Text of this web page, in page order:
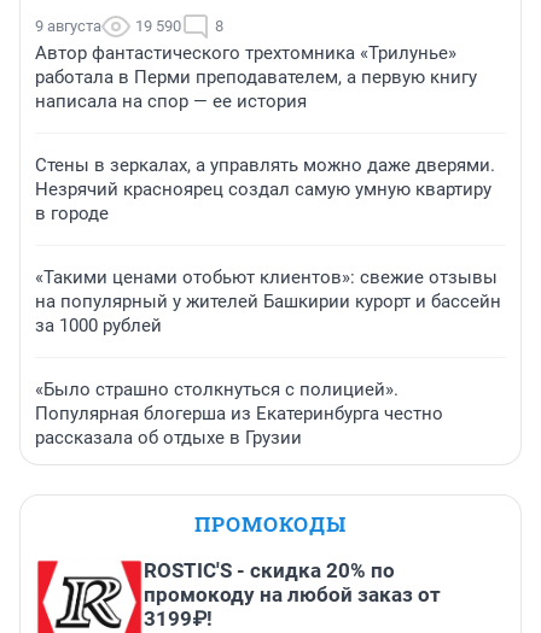
9 августа 19 590 8
Автор фантастического трехтомника «Трилунье»
работала в Перми преподавателем, а первую книгу
написала на спор — ее история
Стены в зеркалах, а управлять можно даже дверями.
Незрячий красноярец создал самую умную квартиру
в городе
«Такими ценами отобьют клиентов»: свежие отзывы
на популярный у жителей Башкирии курорт и бассейн
за 1000 рублей
«Было страшно столкнуться с полицией».
Популярная блогерша из Екатеринбурга честно
рассказала об отдыхе в Грузии
ПРОМОКОДЫ
ROSTIC'S - скидка 20% по
промокоду на любой заказ от
3199₽!